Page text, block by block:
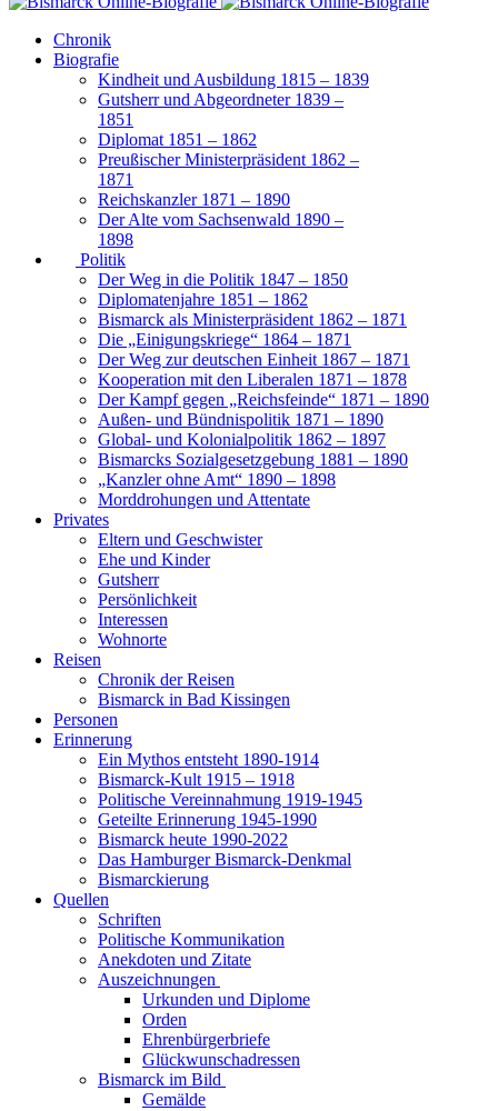
Chronik
Biografie
Kindheit und Ausbildung 1815 – 1839
Gutsherr und Abgeordneter 1839 –
1851
Diplomat 1851 – 1862
Preußischer Ministerpräsident 1862 –
1871
Reichskanzler 1871 – 1890
Der Alte vom Sachsenwald 1890 –
1898
Politik
Der Weg in die Politik 1847 – 1850
Diplomatenjahre 1851 – 1862
Bismarck als Ministerpräsident 1862 – 1871
Die „Einigungskriege“ 1864 – 1871
Der Weg zur deutschen Einheit 1867 – 1871
Kooperation mit den Liberalen 1871 – 1878
Der Kampf gegen „Reichsfeinde“ 1871 – 1890
Außen- und Bündnispolitik 1871 – 1890
Global- und Kolonialpolitik 1862 – 1897
Bismarcks Sozialgesetzgebung 1881 – 1890
„Kanzler ohne Amt“ 1890 – 1898
Morddrohungen und Attentate
Privates
Eltern und Geschwister
Ehe und Kinder
Gutsherr
Persönlichkeit
Interessen
Wohnorte
Reisen
Chronik der Reisen
Bismarck in Bad Kissingen
Personen
Erinnerung
Ein Mythos entsteht 1890-1914
Bismarck-Kult 1915 – 1918
Politische Vereinnahmung 1919-1945
Geteilte Erinnerung 1945-1990
Bismarck heute 1990-2022
Das Hamburger Bismarck-Denkmal
Bismarckierung
Quellen
Schriften
Politische Kommunikation
Anekdoten und Zitate
Auszeichnungen
Urkunden und Diplome
Orden
Ehrenbürgerbriefe
Glückwunschadressen
Bismarck im Bild
Gemälde